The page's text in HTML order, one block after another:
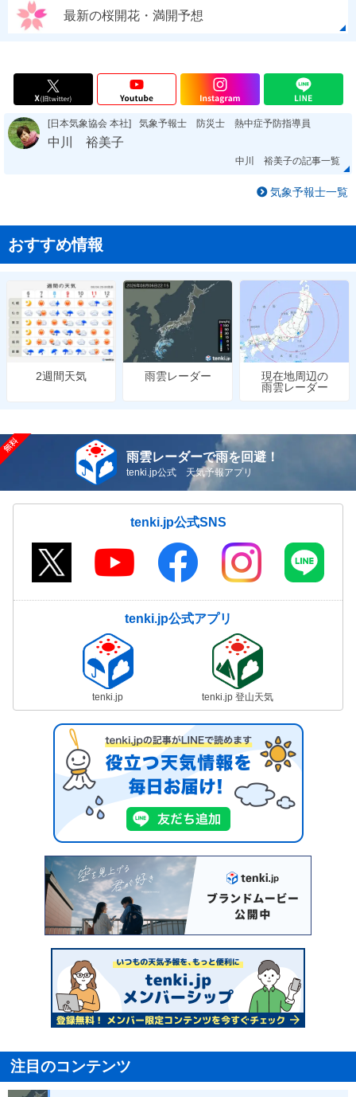
最新の桜開花・満開予想
[日本気象協会 本社] 気象予報士 防災士 熱中症予防指導員
中川 裕美子
中川 裕美子の記事一覧
気象予報士一覧
おすすめ情報
2週間天気 雨雲レーダー
現在地周辺の
雨雲レーダー
雨雲レーダーで雨を回避！
tenki.jp公式 天気予報アプリ
tenki.jp公式SNS
tenki.jp公式アプリ
tenki.jp tenki.jp 登山天気
注目のコンテンツ